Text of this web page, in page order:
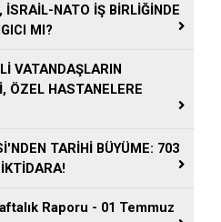
NATO İŞ BİRLİĞİNDE
MI?
VATANDAŞLARIN
ÖZEL HASTANELERE
TARİHİ BÜYÜME: 703
Raporu - 01 Temmuz